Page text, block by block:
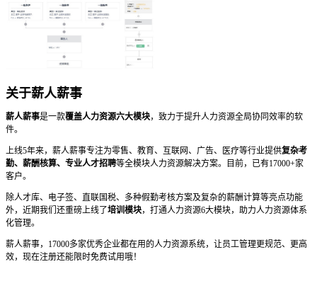
关于薪人薪事
薪人薪事是一款覆盖人力资源六大模块，致力于提升人力资源全局协同效率的软
件。
上线5年来，薪人薪事专注为零售、教育、互联网、广告、医疗等行业提供复杂考
勤、薪酬核算、专业人才招聘等全模块人力资源解决方案。目前，已有17000+家
客户。
除人才库、电子签、直联国税、多种假勤考核方案及复杂的薪酬计算等亮点功能
外，近期我们还重磅上线了培训模块，打通人力资源6大模块，助力人力资源体系
化管理。
薪人薪事，17000多家优秀企业都在用的人力资源系统，让员工管理更规范、更高
效，现在注册还能限时免费试用哦！